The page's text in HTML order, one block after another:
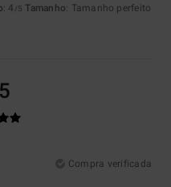
: 4 /5 Tamanho: Tamanho perfeito
Compra verificada